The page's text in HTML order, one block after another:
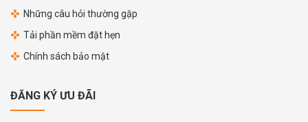
Những câu hỏi thường gặp
Tải phần mềm đặt hẹn
Chính sách bảo mật
ĐĂNG KÝ ƯU ĐÃI